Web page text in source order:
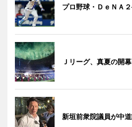
プロ野球・ＤｅＮＡ
Ｊリーグ、真夏の開幕
新垣前衆院議員が中